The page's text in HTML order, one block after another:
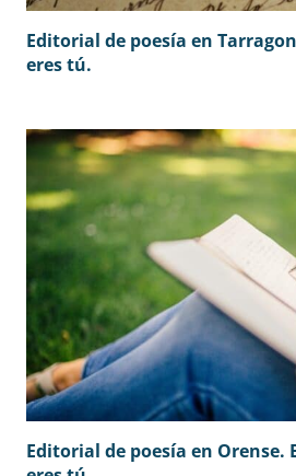
Editorial de poesía en
eres tú.
Editorial de poesía en Orense.